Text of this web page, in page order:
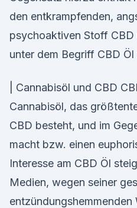
den entkrampfenden,
psychoaktiven Stoff
unter dem Begriff CBD
| Cannabisöl und CBD
Cannabisöl, das
CBD besteht, und im
macht bzw. einen
Interesse am CBD Öl
Medien, wegen seiner